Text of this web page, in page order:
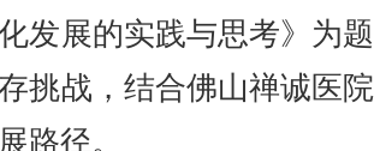
发展的实践与思考》为
挑战，结合佛山禅诚医
路径。